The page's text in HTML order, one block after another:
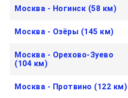
Москва - Ногинск (58 км)
Москва - Озёры (145 км)
Москва - Орехово-Зуево
(104 км)
Москва - Протвино (122 км)